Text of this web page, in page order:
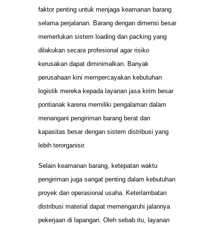
faktor penting untuk menjaga keamanan barang
selama perjalanan. Barang dengan dimensi besar
memerlukan sistem loading dan packing yang
dilakukan secara profesional agar risiko
kerusakan dapat diminimalkan. Banyak
perusahaan kini mempercayakan kebutuhan
logistik mereka kepada layanan jasa kirim besar
pontianak karena memiliki pengalaman dalam
menangani pengiriman barang berat dan
kapasitas besar dengan sistem distribusi yang
lebih terorganisir.
Selain keamanan barang, ketepatan waktu
pengiriman juga sangat penting dalam kebutuhan
proyek dan operasional usaha. Keterlambatan
distribusi material dapat memengaruhi jalannya
pekerjaan di lapangan. Oleh sebab itu, layanan